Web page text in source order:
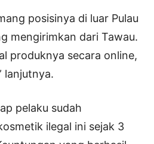
posisinya di luar Pulau
mengirimkan dari Tawau.
produknya secara online,
lanjutnya.
pelaku sudah
ilegal ini sejak 3